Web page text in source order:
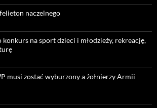
naczelnego
konkurs na sport dzieci i młodzieży, rekreację,
musi zostać wyburzony a żołnierzy Armii